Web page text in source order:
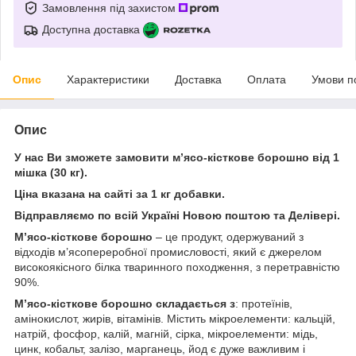
Замовлення під захистом
Доступна доставка
Опис Характеристики Доставка Оплата Умови
Опис
У нас Ви зможете замовити м’ясо-кісткове борошно від 1
мішка (30 кг).
Ціна вказана на сайті за 1 кг добавки.
Відправляємо по всій Україні Новою поштою та Делівері.
М’ясо-кісткове борошно – це продукт, одержуваний з
відходів м’ясопереробної промисловості, який є джерелом
високоякісного білка тваринного походження, з перетравністю
90%.
М’ясо-кісткове борошно складається з: протеїнів,
амінокислот, жирів, вітамінів. Містить мікроелементи: кальцій,
натрій, фосфор, калій, магній, сірка, мікроелементи: мідь,
цинк, кобальт, залізо, марганець, йод є дуже важливим і